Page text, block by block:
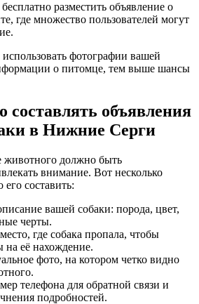
разместить объявление о
где множество пользователей могут
фотографии вашей
о питомце, тем выше шансы
составлять объявления
в Нижние Серги
животного должно быть
внимание. Вот несколько
его составить:
вашей собаки: порода, цвет,
черты.
где собака пропала, чтобы
на её нахождение.
фото, на котором четко видно
телефона для обратной связи и
подробностей.